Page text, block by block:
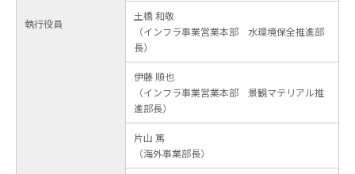
執行役員
土橋 和敬
（インフラ事業営業本部 水環境保全推進部
長）
伊藤 順也
（インフラ事業営業本部 景観マテリアル推
進部長）
片山 篤
（海外事業部長）